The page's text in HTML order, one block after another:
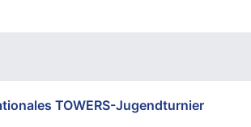
TOWERS-Jugendturnier